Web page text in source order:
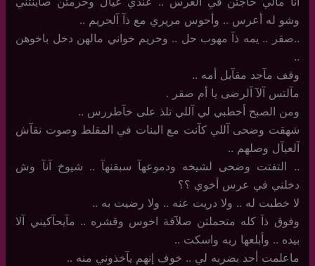
وشو له أعرس .. وأحوس مريري مع ذآ آلحريم ..
..صقر .. يمه ذآ مهوب حل .. وحريم خواني مالهن دخل باخوهن
..
وقف مآجد مقآبل أمه ..
مآلتس آلآ آلرضى يا أم صقر .
ومن الصبح أخطبي لي آللي تلذ على خآطررس ..
شهقت وضحى آللي كآنت مع البنات في المقلط وصوت نقآش
آلعيآل وصلهم ..
..‏ التفتت وضحى لشيخه ودموعهآ سبقنهآ .. شيوخ آنآ وش
دخلني في عرس أخوي ؟؟
لا خطبت له ‏.. ولا دريت عنه .. ولا رضيت به ..
وفوق ذآ كله متحملتن صلآفة اخوس وقشره .. مآيحآكيني آلا
بيده .. وأبلعها ربه واسكت ..
ماعلمت أحد بضربه لي .. خوف إنهم يآخذوني منه ..